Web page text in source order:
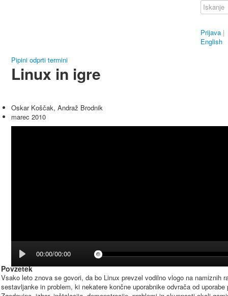
Prijava |
English
Pipini odprti termini
Linux in igre
Oskar Koščak, Andraž Brodnik
marec 2010
00:00/00:00
Povzetek
Vsako leto znova se govori, da bo Linux prevzel vodilno vlogo na namiznih
sestavljanke in problem, ki nekatere končne uporabnike odvrača od